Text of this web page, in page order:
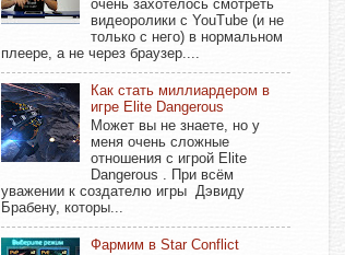
очень захотелось смотреть
видеоролики с YouTube (и не
только с него) в нормальном
плеере, а не через браузер....
Как стать миллиардером в
игре Elite Dangerous
Может вы не знаете, но у
меня очень сложные
отношения с игрой Elite
Dangerous . При всём
уважении к создателю игры Дэвиду
Брабену, которы...
Фармим в Star Conflict